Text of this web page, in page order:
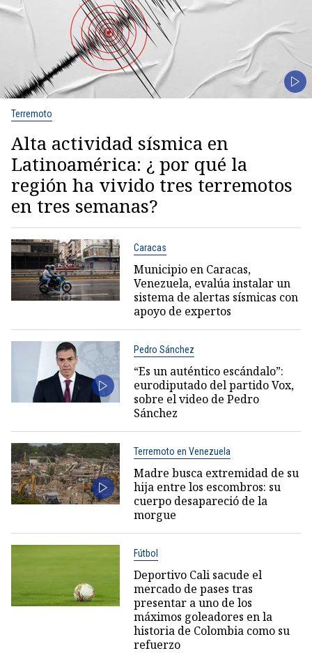
Terremoto
Alta actividad sísmica en
Latinoamérica: ¿ por qué la
región ha vivido tres terremotos
en tres semanas?
Caracas
Municipio en Caracas,
Venezuela, evalúa instalar un
sistema de alertas sísmicas con
apoyo de expertos
Pedro Sánchez
“Es un auténtico escándalo”:
eurodiputado del partido Vox,
sobre el video de Pedro
Sánchez
Terremoto en Venezuela
Madre busca extremidad de su
hija entre los escombros: su
cuerpo desapareció de la
morgue
Fútbol
Deportivo Cali sacude el
mercado de pases tras
presentar a uno de los
máximos goleadores en la
historia de Colombia como su
refuerzo